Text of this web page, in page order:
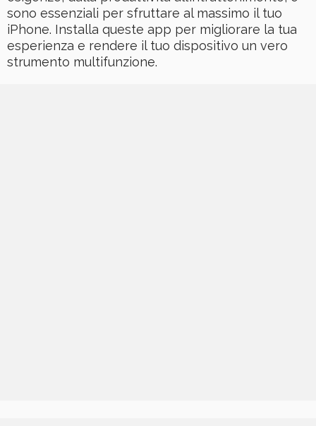
sono essenziali per sfruttare al massimo il tuo
iPhone. Installa queste app per migliorare la tua
esperienza e rendere il tuo dispositivo un vero
strumento multifunzione.